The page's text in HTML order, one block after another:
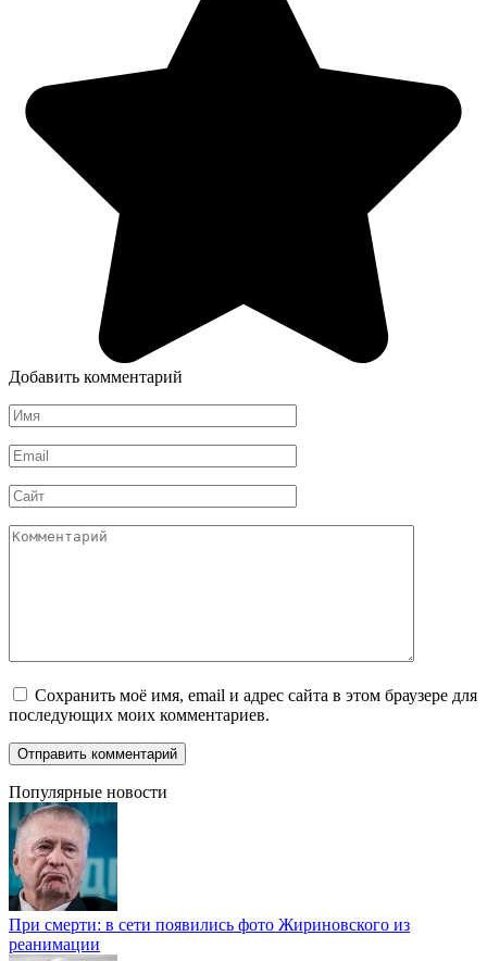
Добавить комментарий
Имя
*
Email
*
Сайт
Комментарий
Сохранить моё имя, email и адрес сайта в этом браузере для
последующих моих комментариев.
Популярные новости
При смерти: в сети появились фото Жириновского из
реанимации